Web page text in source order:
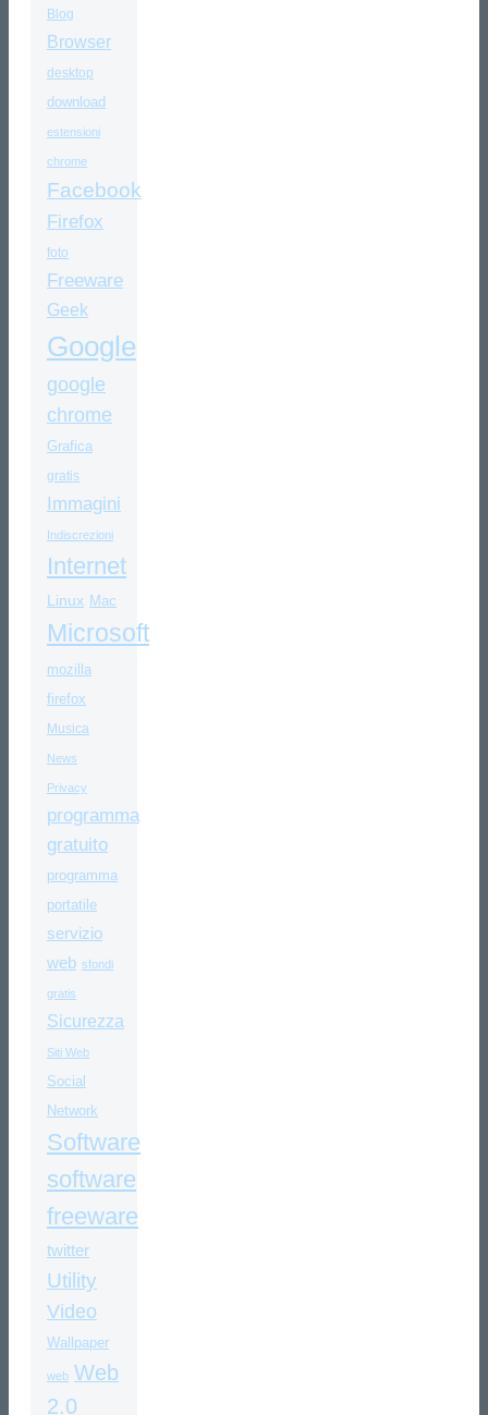
Blog
Browser
desktop
download
estensioni
chrome
Facebook
Firefox
foto
Freeware
Geek
Google
google
chrome
Grafica
gratis
Immagini
Indiscrezioni
Internet
Linux Mac
Microsoft
mozilla
firefox
Musica
News
Privacy
programma
gratuito
programma
portatile
servizio
web sfondi
gratis
Sicurezza
Siti Web
Social
Network
Software
software
freeware
twitter
Utility
Video
Wallpaper
web Web
2.0